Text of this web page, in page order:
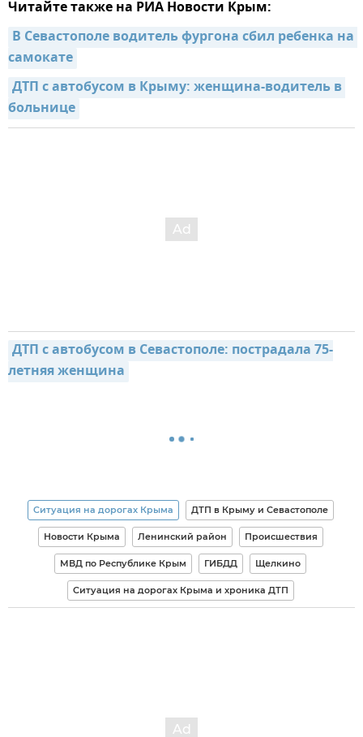
Читайте также на РИА Новости Крым:
В Севастополе водитель фургона сбил ребенка на
самокате
ДТП с автобусом в Крыму: женщина-водитель в
больнице
ДТП с автобусом в Севастополе: пострадала 75-
летняя женщина
Ситуация на дорогах Крыма ДТП в Крыму и Севастополе
Новости Крыма Ленинский район Происшествия
МВД по Республике Крым ГИБДД Щелкино
Ситуация на дорогах Крыма и хроника ДТП